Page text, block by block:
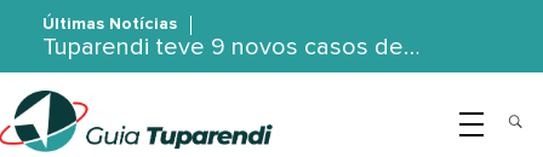
Últimas Notícias
Tuparendi teve 9 novos casos de…